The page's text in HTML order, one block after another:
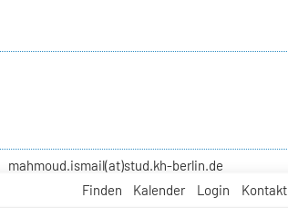
Finden Kalender Login Kontakt
mahmoud.ismail(at)stud.kh-berlin.de